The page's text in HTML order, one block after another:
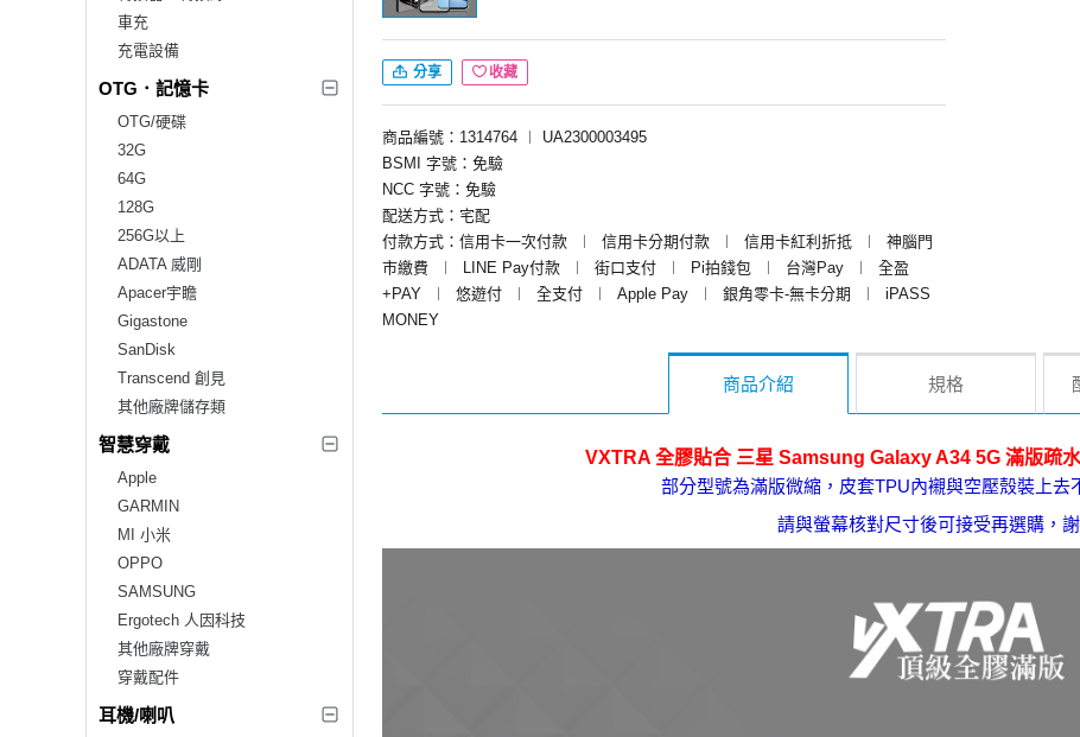
車充
充電設備
OTG．記憶卡
OTG/硬碟
32G
64G
128G
256G以上
ADATA 威剛
Apacer宇瞻
Gigastone
SanDisk
Transcend 創見
其他廠牌儲存類
智慧穿戴
Apple
GARMIN
MI 小米
OPPO
SAMSUNG
Ergotech 人因科技
其他廠牌穿戴
穿戴配件
耳機/喇叭
分享 收藏
商品編號：1314764 ︱
UA2300003495
BSMI 字號：免驗
NCC 字號：免驗
配送方式：宅配
付款方式：信用卡一次付款
︱ 信用卡分期付款 ︱ 信用卡紅利折抵 ︱
神腦門
市繳費
︱ LINE Pay付款 ︱ 街口支付 ︱ Pi拍錢包 ︱ 台灣Pay ︱
全盈
+PAY
︱ 悠遊付 ︱ 全支付 ︱ Apple Pay ︱ 銀角零卡-無卡分期 ︱
iPASS
MONEY
商品介紹 規格
VXTRA 全膠貼合 三星 Samsung Galaxy A34 5G 滿版疏
部分型號為滿版微縮，皮套TPU內襯與空壓殼裝上去
請與螢幕核對尺寸後可接受再選購，謝